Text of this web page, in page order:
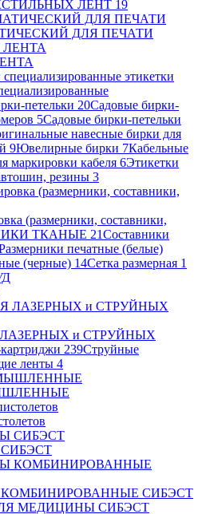
ЛЕНТ 19
ДЛЯ ПЕЧАТИ
петельки 20Садовые бирки-
5Садовые бирки-петельки
навесные бирки для
9Ювелирные бирки 7Кабельные
маркировки кабеля 6Этикетки
резины 3
(размерники, составники,
ТКАНЫЕ 21Составники
печатные (белые)
(черные) 14Сетка размерная 1
и СТРУЙНЫХ
239Струйные
ленты 4
КОМБИНИРОВАННЫЕ СИБЭСТ